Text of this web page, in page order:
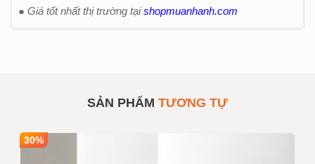
● Giá tốt nhất thị trường tạishopmuanhanh.com
SẢN PHẨM TƯƠNG TỰ
30%